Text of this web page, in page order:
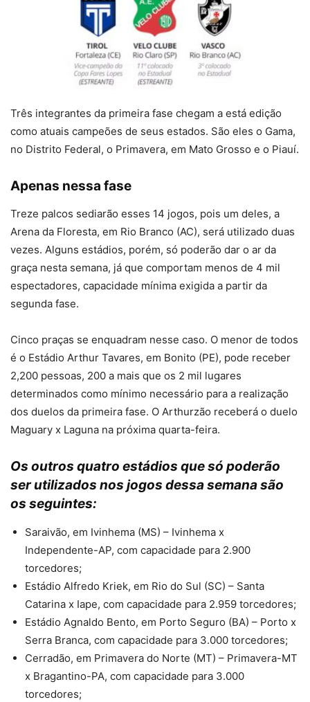
Três integrantes da primeira fase chegam a está edição
como atuais campeões de seus estados. São eles o Gama,
no Distrito Federal, o Primavera, em Mato Grosso e o Piauí.
Apenas nessa fase
Treze palcos sediarão esses 14 jogos, pois um deles, a
Arena da Floresta, em Rio Branco (AC), será utilizado duas
vezes. Alguns estádios, porém, só poderão dar o ar da
graça nesta semana, já que comportam menos de 4 mil
espectadores, capacidade mínima exigida a partir da
segunda fase.
Cinco praças se enquadram nesse caso. O menor de todos
é o Estádio Arthur Tavares, em Bonito (PE), pode receber
2,200 pessoas, 200 a mais que os 2 mil lugares
determinados como mínimo necessário para a realização
dos duelos da primeira fase. O Arthurzão receberá o duelo
Maguary x Laguna na próxima quarta-feira.
Os outros quatro estádios que só poderão
ser utilizados nos jogos dessa semana são
os seguintes:
Saraivão, em Ivinhema (MS) – Ivinhema x
Independente-AP, com capacidade para 2.900
torcedores;
Estádio Alfredo Kriek, em Rio do Sul (SC) – Santa
Catarina x Iape, com capacidade para 2.959 torcedores;
Estádio Agnaldo Bento, em Porto Seguro (BA) – Porto x
Serra Branca, com capacidade para 3.000 torcedores;
Cerradão, em Primavera do Norte (MT) – Primavera-MT
x Bragantino-PA, com capacidade para 3.000
torcedores;